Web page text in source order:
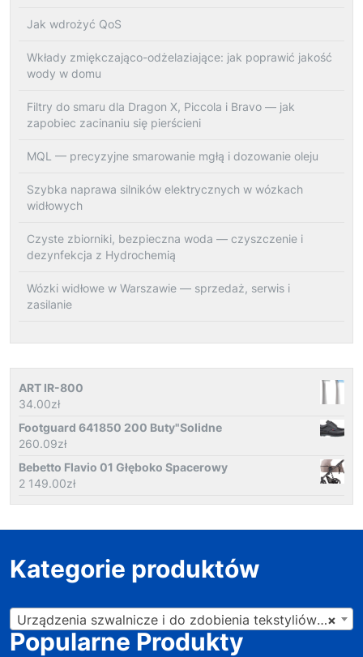
Jak wdrożyć QoS
Wkłady zmiękczająco-odżelaziające: jak poprawić jakość
wody w domu
Filtry do smaru dla Dragon X, Piccola i Bravo — jak
zapobiec zacinaniu się pierścieni
MQL — precyzyjne smarowanie mgłą i dozowanie oleju
Szybka naprawa silników elektrycznych w wózkach
widłowych
Czyste zbiorniki, bezpieczna woda — czyszczenie i
dezynfekcja z Hydrochemią
Wózki widłowe w Warszawie — sprzedaż, serwis i
zasilanie
ART IR-800
34.00zł
Footguard 641850 200 Buty"Solidne
260.09zł
Bebetto Flavio 01 Głęboko Spacerowy
2 149.00zł
Kategorie produktów
×
Urządzenia szwalnicze i do zdobienia tekstyliów (4)
Popularne Produkty